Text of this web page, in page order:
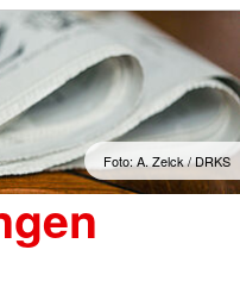
Foto: A. Zelck / DRKS